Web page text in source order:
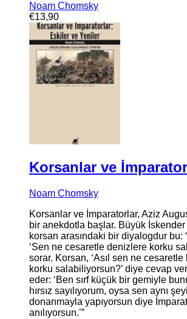
Noam Chomsky
€13,90
Korsanlar ve
Noam Chomsky
Korsanlar ve İmparatorlar, Aziz
bir anekdotla başlar. Büyük İskender
korsan arasındaki bir diyalogdur bu:
‘Sen ne cesaretle denizlere korku
sorar. Korsan, ‘Asıl sen ne
korku salabiliyorsun?’ diye cevap
eder: ‘Ben sırf küçük bir gemiyle
hırsız sayılıyorum, oysa sen aynı
donanmayla yapıyorsun diye
anılıyorsun.’”